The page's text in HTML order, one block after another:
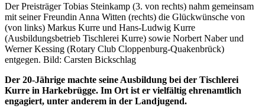
Der Preisträger Tobias Steinkamp (3. von rechts) nahm gemeinsam
mit seiner Freundin Anna Witten (rechts) die Glückwünsche von
(von links) Markus Kurre und Hans-Ludwig Kurre
(Ausbildungsbetrieb Tischlerei Kurre) sowie Norbert Naber und
Werner Kessing (Rotary Club Cloppenburg-Quakenbrück)
entgegen. Bild: Carsten Bickschlag
Der 20-Jährige machte seine Ausbildung bei der Tischlerei
Kurre in Harkebrügge. Im Ort ist er vielfältig ehrenamtlich
engagiert, unter anderem in der Landjugend.